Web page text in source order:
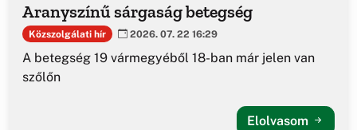
Aranyszínű sárgaság betegség
Közszolgálati hír 2026. 07. 22 16:29
A betegség 19 vármegyéből 18-ban már jelen van
szőlőn
Elolvasom